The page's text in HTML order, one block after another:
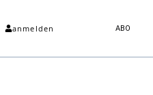
anmelden ABO